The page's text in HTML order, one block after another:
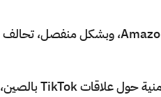
وتضمنت أحدث أعضاء قائمة من أعلنوا عن رغبتهم في شراء TikTok، أمازون Amazon، وبشكل منفصل، تحالف
يأتي ذلك بعد أن أثار مسؤولون في الولايات المتحدة خلال الفترة الأخيرة مخاوف أمنية حول علاقات TikTok بالصين،